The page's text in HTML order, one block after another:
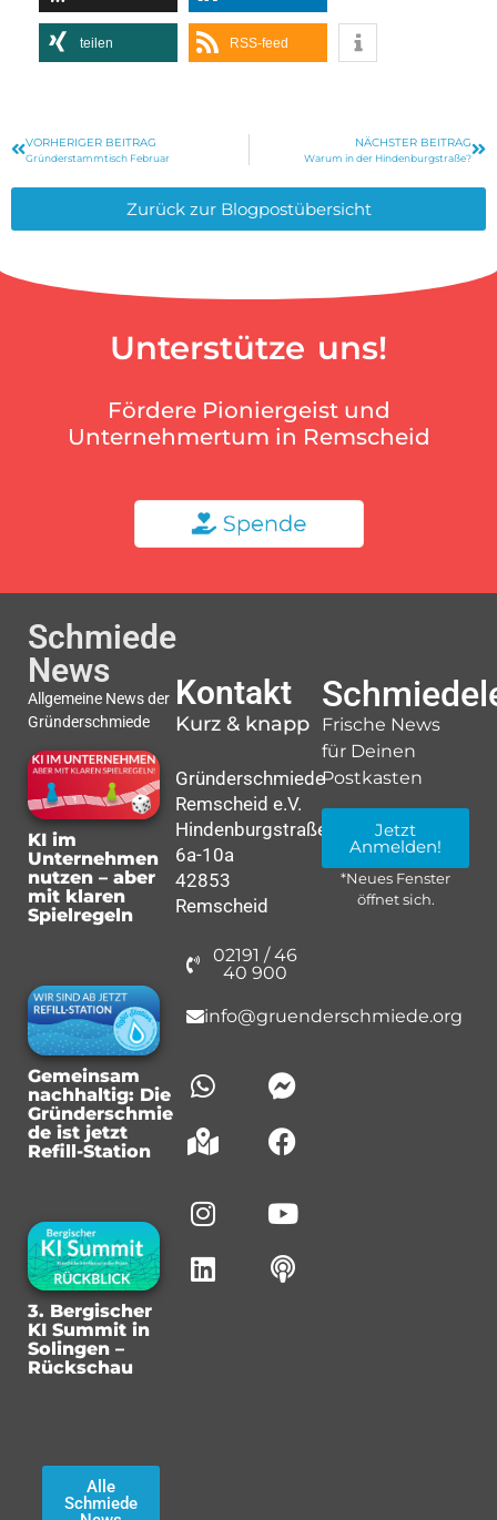
teilen RSS-feed
VORHERIGER BEITRAG
Gründerstammtisch Februar
NÄCHSTER BEITRAG
Warum in der Hindenburgstraße?
Zurück zur Blogpostübersicht
Unterstütze uns!
Fördere Pioniergeist und
Unternehmertum in Remscheid
Schmiede
News
Allgemeine News der
Gründerschmiede
KI im
Unternehmen
nutzen – aber
mit klaren
Spielregeln
Gemeinsam
nachhaltig: Die
Gründerschmie
de ist jetzt
Refill-Station
3. Bergischer
KI Summit in
Solingen –
Rückschau
Alle
Schmiede
Kontakt
Kurz & knapp
Gründerschmiede
Remscheid e.V.
Hindenburgstraße
6a-10a
42853
Remscheid
02191 / 46
40 900
info@gruenderschmiede.org
Frische News
für Deinen
Postkasten
Jetzt
Anmelden!
*Neues Fenster
öffnet sich.